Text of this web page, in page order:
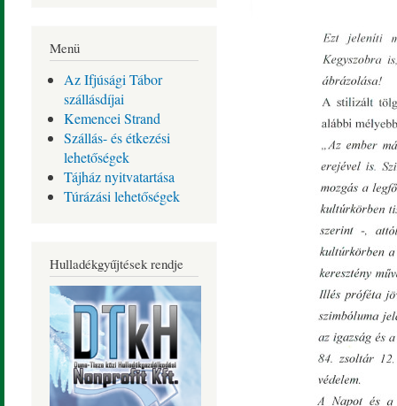
Menü
Az Ifjúsági Tábor
szállásdíjai
Kemencei Strand
Szállás- és étkezési
lehetőségek
Tájház nyitvatartása
Túrázási lehetőségek
Hulladékgyűjtések rendje